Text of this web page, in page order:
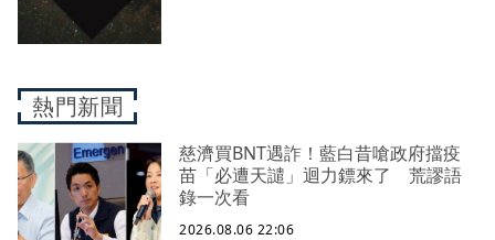
熱門新聞
慈濟買BNT遇詐！藍白昔嗆政府擋疫
苗「必遭天譴」迴力鏢來了 荒謬語
錄一次看
2026.08.06 22:06